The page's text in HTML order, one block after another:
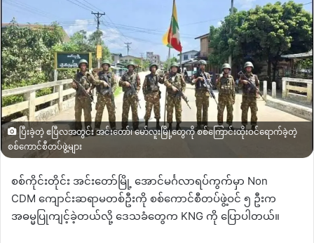
ပြီးခဲ့တဲ့ ဧပြီလအတွင်း အင်းတော်၊ မော်လူးမြို့တွေကို စစ်ကြောင်းထိုးဝင်ရောက်ခဲ့တဲ့
စစ်ကောင်စီတပ်ဖွဲ့များ
စစ်ကိုင်းတိုင်း အင်းတော်မြို့ အောင်မင်္ဂလာရပ်ကွက်မှာ Non
CDM ကျောင်းဆရာမတစ်ဦးကို စစ်ကောင်စီတပ်ဖွဲ့ဝင် ၅ ဦးက
အဓမ္မပြုကျင့်ခဲ့တယ်လို့ ဒေသခံတွေက KNG ကို ပြောပါတယ်။